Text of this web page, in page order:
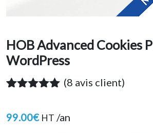
HOB Advanced Cookies
WordPress
basé sur
(8 avis client)
99.00€ HT /an